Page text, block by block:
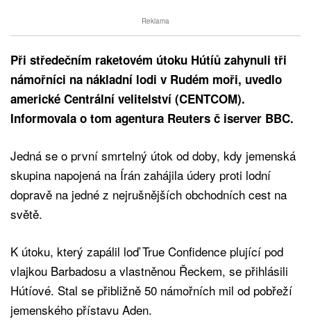
Reklama
Při středečním raketovém útoku Hútíů zahynuli tři
námořníci na nákladní lodi v Rudém moři, uvedlo
americké Centrální velitelství (CENTCOM).
Informovala o tom agentura Reuters č iserver BBC.
Jedná se o první smrtelný útok od doby, kdy jemenská
skupina napojená na Írán zahájila údery proti lodní
dopravě na jedné z nejrušnějších obchodních cest na
světě.
K útoku, který zapálil loď True Confidence plující pod
vlajkou Barbadosu a vlastněnou Řeckem, se přihlásili
Hútíové. Stal se přibližně 50 námořních mil od pobřeží
jemenského přístavu Aden.